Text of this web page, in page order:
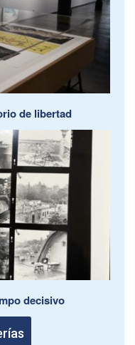
de libertad
decisivo